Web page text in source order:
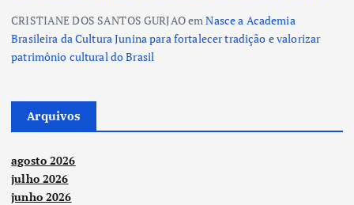
CRISTIANE DOS SANTOS GURJAOemNasce a Academia
Brasileira da Cultura Junina para fortalecer tradição e valorizar
patrimônio cultural do Brasil
Arquivos
agosto 2026
julho 2026
junho 2026